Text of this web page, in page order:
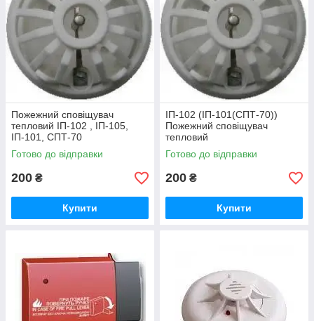
Пожежний сповіщувач
тепловий ІП-102 , ІП-105,
ІП-101, СПТ-70
Готово до відправки
200 ₴
Купити
ІП-102 (ІП-101(СПТ-70))
Пожежний сповіщувач
тепловий
Готово до відправки
200 ₴
Купити